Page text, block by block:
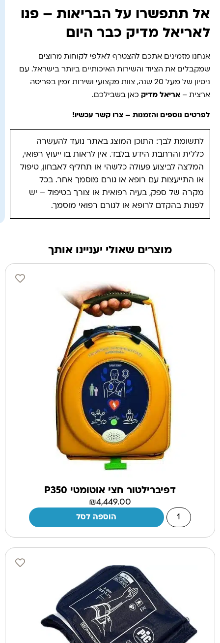
אל תתפשרו על הבריאות – פנו
לאריאל מדיק כבר היום
אנחנו מזמינים אתכם להצטרף לאלפי לקוחות מרוצים
שמקבלים את הציוד והשירות האיכותיים ביותר בישראל. עם
ניסיון של מעל 20 שנה, צוות מקצועי ושירות זמין בפריסה
ארצית – אריאל מדיק כאן בשבילכם.
לפרטים נוספים והזמנות – צרו קשר עכשיו!
לתשומת לבך: התוכן המוצג באתר נועד להעשרה
כללית והרחבת הידע בלבד. אין לראות בו ייעוץ רפואי,
המלצה לביצוע פעולה כלשהי או תחליף לאבחון, טיפול
או התייעצות עם רופא או גורם מוסמך אחר. בכל
מקרה של ספק, בעיה רפואית או צורך בטיפול – יש
לפנות בהקדם לרופא או לגורם רפואי מוסמך.
מוצרים שאולי יעניינו אותך
דפיברילטור חצי אוטומטי P350
₪4,449.00
הוספה לסל